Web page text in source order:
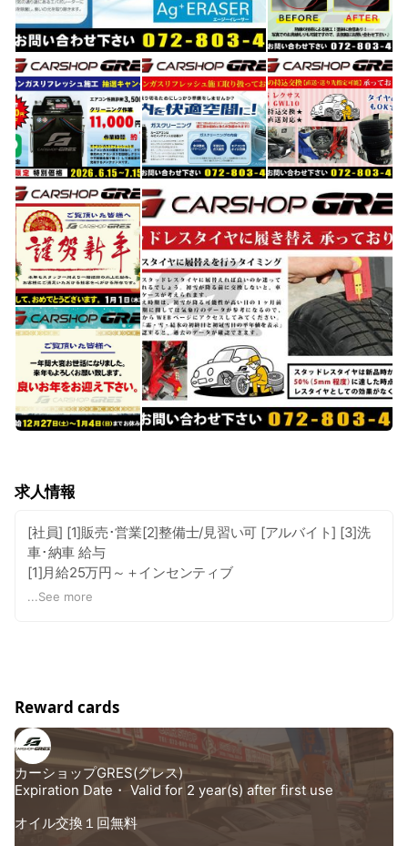
カーショップGRES(グレス)HP:https://gres.jp/
パーツ持込取付可能！https://www.goo-
net.com/pit/shop/0706781/blog?p=1
タイヤ持込取付も致します！https://tire.gres.jp/
御来店お待ちしております。
求人情報
[社員] [1]販売･営業[2]整備士/見習い可 [アルバイト] [3]洗
車･納車 給与
[1]月給25万円～＋インセンティブ
[2]月給25万円～＋インセンティブ
たお客様に対しての販売営業｡ 在庫車の問い合わせ･見積書
作成 お客様ご来店の際に説明などをお任せします｡ 取り扱
い商品は国産車～外車まで幅広いです｡ 中古車から新車や
新古車の販売をお願いします｡ 過去営業職を経験している
方やweb知識がある方は優遇！
[2]見習いＯＫ｡整備士免許なし･未経験でも歓迎です！ 車
...See more
Reward cards